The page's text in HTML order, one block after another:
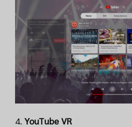
4. YouTube VR